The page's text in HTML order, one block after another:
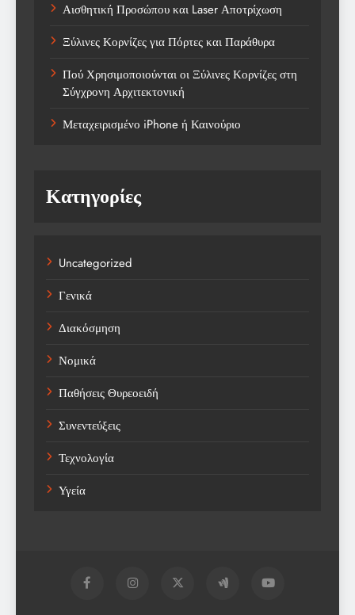
Αισθητική Προσώπου και Laser Αποτρίχωση
Ξύλινες Κορνίζες για Πόρτες και Παράθυρα
Πού Χρησιμοποιούνται οι Ξύλινες Κορνίζες στη
Σύγχρονη Αρχιτεκτονική
Μεταχειρισμένο iPhone ή Καινούριο
Κατηγορίες
Uncategorized
Γενικά
Διακόσμηση
Νομικά
Παθήσεις Θυρεοειδή
Συνεντεύξεις
Τεχνολογία
Υγεία